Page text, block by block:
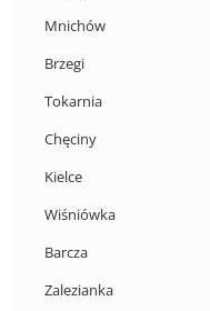
Mnichów
Brzegi
Tokarnia
Chęciny
Kielce
Wiśniówka
Barcza
Zalezianka